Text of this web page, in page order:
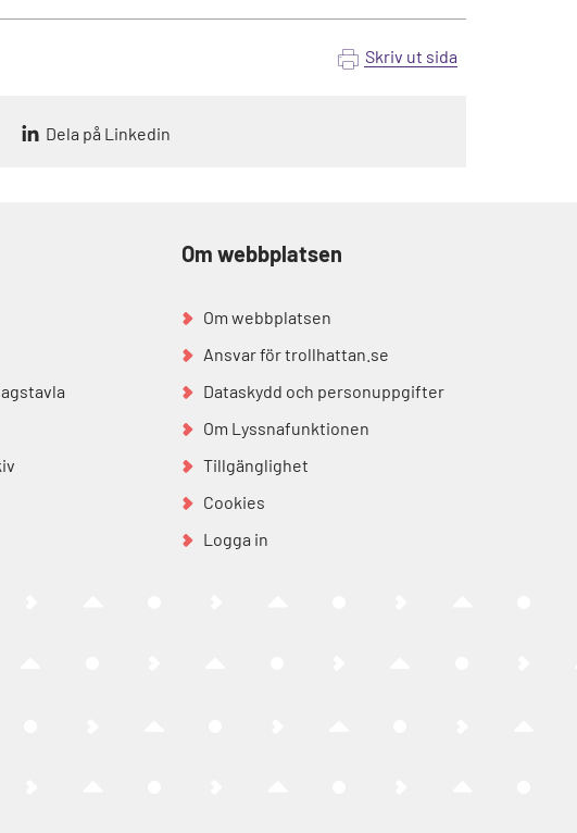
Skriv ut sida
Dela på Linkedin
Om webbplatsen
Om webbplatsen
Ansvar för trollhattan.se
Dataskydd och personuppgifter
Om Lyssnafunktionen
Tillgänglighet
Cookies
Logga in